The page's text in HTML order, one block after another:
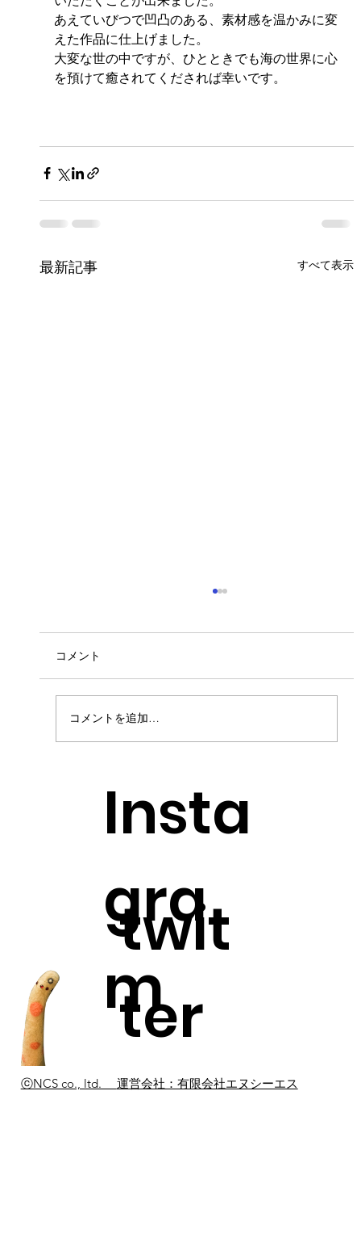
あえていびつで凹凸のある、素材感を温かみに変
えた作品に仕上げました。
大変な世の中ですが、ひとときでも海の世界に心
を預けて癒されてくだされば幸いです。
最新記事 すべて表示
コメント
コメントを追加…
ⓒNCS co., ltd. 運営会社：有限会社エヌシーエス
twit
ter
Insta
gra
m